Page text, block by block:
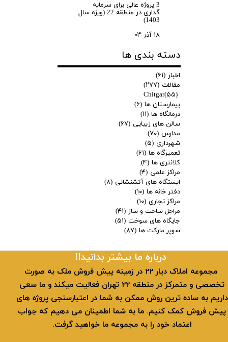
3 پروژه عالی برای سرمایه
گذاری در منطقه 22 (ویژه سال
1403)
۱۸ آذر ۰۳
دسته بندی ها
اخبار (۶۱)
مقالات (۲۷۷)
Chitgar(۵۵)
بیمارستان ها (۶)
درمانگاه ها (۱۱)
سالن های زیبایی (۶۷)
مدارس (۷۰)
شهرداری (۵)
تعمیرگاه ها (۶۱)
کلانتری ها (۴)
مراکز علمی (۴)
ایستگاه های آتشنشانی (۸)
دفتر خانه ها (۱۰)
مراکز تجاری (۱۰)
مراحل ساخت و ساز (۴۱)
جایگاه های سوخت (۵۱)
سوپر مارکت ها (۸۷)
​​درباره ما بیشتر بدانید!!
​ مجموعه املاک دیار 22 در زمینه پیش فروش ملک به صورت
تخصصی و متمرکز در منطقه 22 تهران فعالیت میکند و ما سعی
داریم به ساده ترین روش ممکن به شما در اعتبارسنجی پروژه های
پیش فروش کمک کنیم. ما به شما اطمینان می دهیم که جواب
اعتماد خود را به مجموعه ما خواهید گرفت.